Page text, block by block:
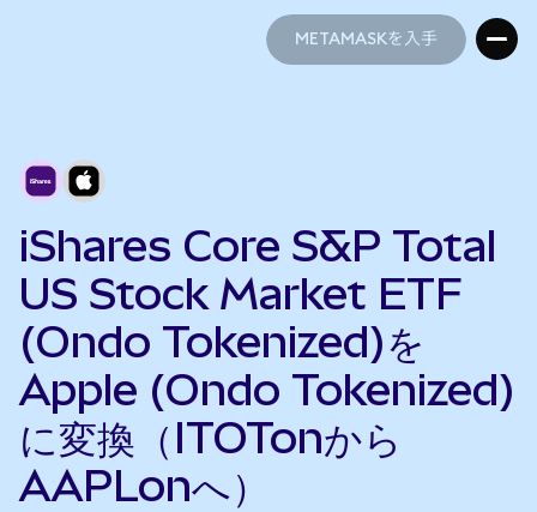
METAMASKを入手
iShares Core S&P Total
US Stock Market ETF
(Ondo Tokenized)を
Apple (Ondo Tokenized)
に変換（ITOTonから
AAPLonへ）